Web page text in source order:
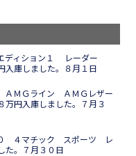
ィション１ レーダー
庫しました。８月１日
ＭＧライン ＡＭＧレザー
円入庫しました。７月３
４マチック スポーツ レ
。７月３０日